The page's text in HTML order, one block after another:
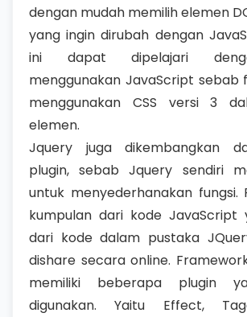
dengan mudah memilih elemen
yang ingin dirubah dengan
ini dapat dipelajari
menggunakan JavaScript sebab
menggunakan CSS versi 3
elemen.
Jquery juga dikembangkan
plugin, sebab Jquery sendiri
untuk menyederhanakan fungsi.
kumpulan dari kode JavaScript
dari kode dalam pustaka
dishare secara online.
memiliki beberapa plugin
digunakan. Yaitu Effect,